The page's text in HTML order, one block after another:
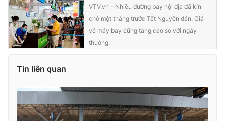
VTV.vn - Nhiều đường bay nội địa đã kín
chỗ một tháng trước Tết Nguyên đán. Giá
vé máy bay cũng tăng cao so với ngày
thường.
Tin liên quan